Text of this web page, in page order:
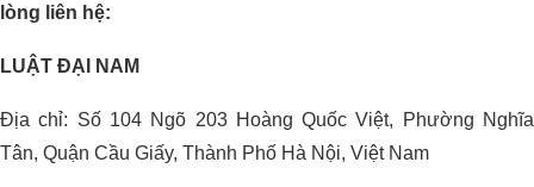
lòng liên hệ:
LUẬT ĐẠI NAM
Địa chỉ: Số 104 Ngõ 203 Hoàng Quốc Việt, Phường Nghĩa
Tân, Quận Cầu Giấy, Thành Phố Hà Nội, Việt Nam